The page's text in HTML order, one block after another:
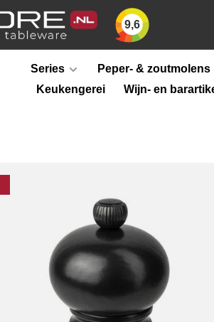
9,6
Series Peper- & zoutmolens
Keukengerei
Wijn- en